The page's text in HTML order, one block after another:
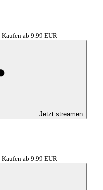
Kaufen ab 9.99 EUR
Jetzt streamen
Kaufen ab 9.99 EUR